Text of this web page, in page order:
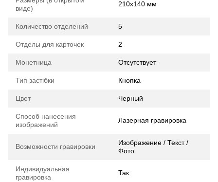
виде)
210х140 мм
Количество отделений 5
Отделы для карточек 2
Монетница Отсутствует
Тип застібки Кнопка
Цвет Черный
Способ нанесения
изображений
Лазерная гравировка
Возможности гравировки
Изображение / Текст /
Фото
Индивидуальная
гравировка
Так